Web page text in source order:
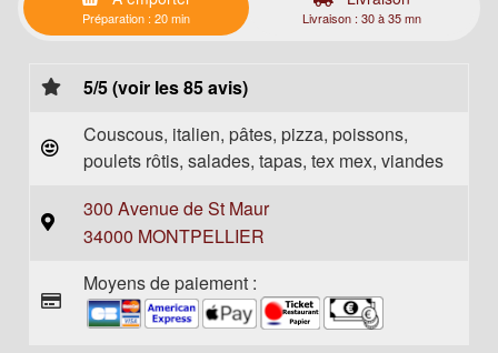
Préparation : 20 min Livraison : 30 à 35 mn
5/5 (voir les 85 avis)
Couscous, italien, pâtes, pizza, poissons,
poulets rôtis, salades, tapas, tex mex, viandes
300 Avenue de St Maur
34000 MONTPELLIER
Moyens de paiement :